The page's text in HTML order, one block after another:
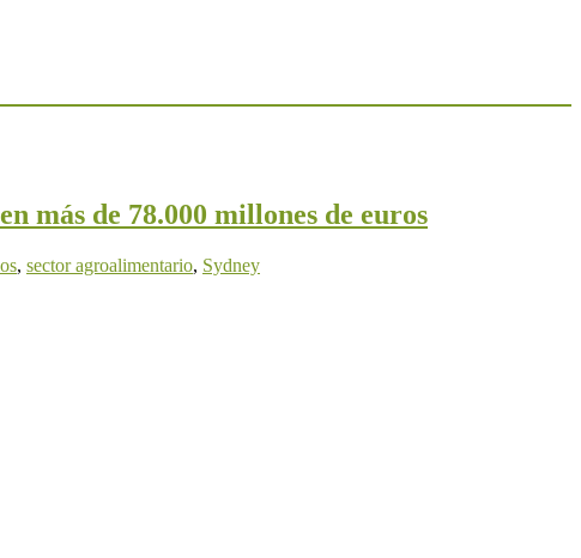
más de 78.000 millones de euros
, sector agroalimentario, Sydney